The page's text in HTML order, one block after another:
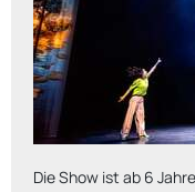
Die Show ist ab 6